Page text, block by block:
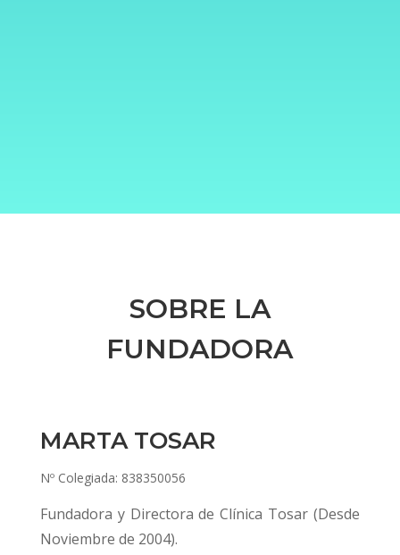
SOBRE LA
FUNDADORA
MARTA TOSAR
Nº Colegiada: 838350056
Fundadora y Directora de Clínica Tosar (Desde
Noviembre de 2004).